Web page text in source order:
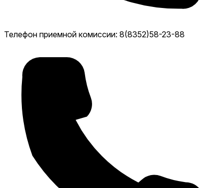
Телефон приемной комиссии: 8(8352)58-23-88